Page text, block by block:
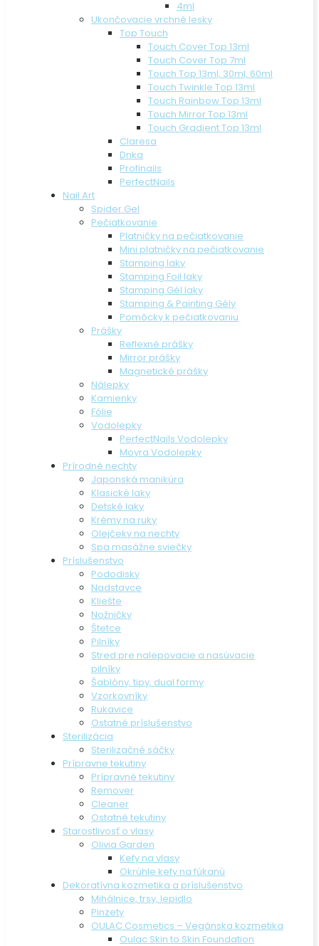
4ml
Ukončovacie vrchné lesky
Top Touch
Touch Cover Top 13ml
Touch Cover Top 7ml
Touch Top 13ml, 30ml, 60ml
Touch Twinkle Top 13ml
Touch Rainbow Top 13ml
Touch Mirror Top 13ml
Touch Gradient Top 13ml
Claresa
Dnka
Profinails
PerfectNails
Nail Art
Spider Gel
Pečiatkovanie
Platničky na pečiatkovanie
Mini platničky na pečiatkovanie
Stamping laky
Stamping Foil laky
Stamping Gél laky
Stamping & Painting Gély
Pomôcky k pečiatkovaniu
Prášky
Reflexné prášky
Mirror prášky
Magnetické prášky
Nálepky
Kamienky
Fólie
Vodolepky
PerfectNails Vodolepky
Moyra Vodolepky
Prírodné nechty
Japonská manikúra
Klasické laky
Detské laky
Krémy na ruky
Olejčeky na nechty
Spa masážne sviečky
Príslušenstvo
Pododisky
Nadstavce
Kliešte
Nožničky
Štetce
Pilníky
Stred pre nalepovacie a nasúvacie
pilníky
Šablóny, tipy, dual formy
Vzorkovníky
Rukavice
Ostatné príslušenstvo
Sterilizácia
Sterilizačné sáčky
Prípravne tekutiny
Prípravné tekutiny
Remover
Cleaner
Ostatné tekutiny
Starostlivosť o vlasy
Olivia Garden
Kefy na vlasy
Okrúhle kefy na fúkanú
Dekoratívna kozmetika a príslušenstvo
Mihálnice, trsy, lepidlo
Pinzety
OULAC Cosmetics – Vegánska kozmetika
Oulac Skin to Skin Foundation